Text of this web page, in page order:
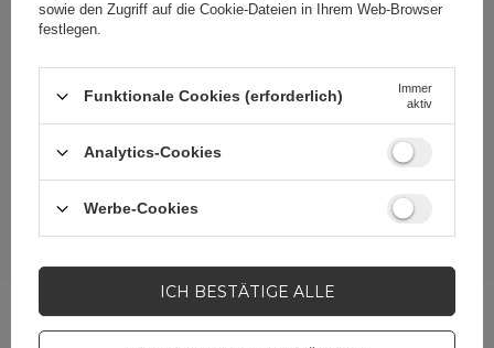
Geben Sie Ihre E-Mail
Ich willige in die Verarbeitung meiner
personenbezogenen Daten (E-Mail-Adresse) zum
Zweck der Zusendung eines Newsletters mit
kommerziellen Informationen (Marketing) ein. Mehr
lesen unter
sowie den Zugriff auf die Cookie-Dateien in Ihrem Web-Browser
festlegen.
Funktionale Cookies (erforderlich)
Immer
aktiv
Analytics-Cookies
Werbe-Cookies
ICH BESTÄTIGE ALLE